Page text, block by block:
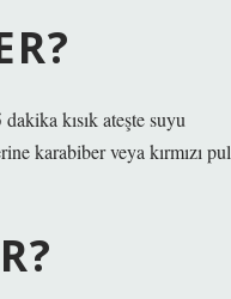
kısık ateşte suyu
karabiber veya kırmızı pul